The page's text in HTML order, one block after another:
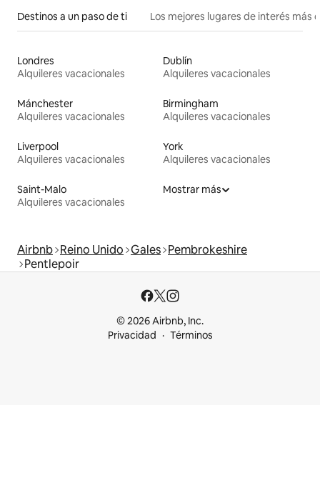
Destinos a un paso de ti Los mejores lugares de interés más
Londres
Alquileres vacacionales
Dublín
Alquileres vacacionales
Mánchester
Alquileres vacacionales
Birmingham
Alquileres vacacionales
Liverpool
Alquileres vacacionales
York
Alquileres vacacionales
Saint-Malo
Alquileres vacacionales
Mostrar más
Airbnb Reino Unido Gales Pembrokeshire
Pentlepoir
© 2026 Airbnb, Inc.
Privacidad
Términos